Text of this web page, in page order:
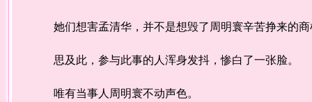
她们想害孟清华，并不是想毁了周明寰辛苦挣来的商
思及此，参与此事的人浑身发抖，惨白了一张脸。
唯有当事人周明寰不动声色。